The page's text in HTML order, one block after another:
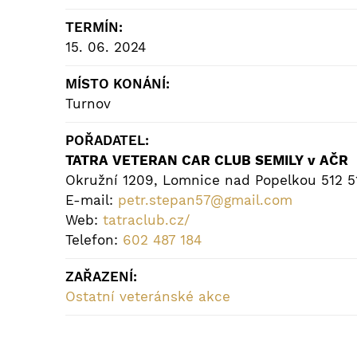
TERMÍN:
15. 06. 2024
MÍSTO KONÁNÍ:
Turnov
POŘADATEL:
TATRA VETERAN CAR CLUB SEMILY v AČR
Okružní 1209, Lomnice nad Popelkou 512
E-mail: petr.stepan57@gmail.com
Web: tatraclub.cz/
Telefon: 602 487 184
ZAŘAZENÍ:
Ostatní veteránské akce